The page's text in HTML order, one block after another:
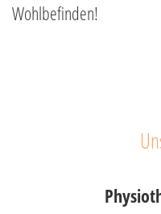
Wohlbefinden!